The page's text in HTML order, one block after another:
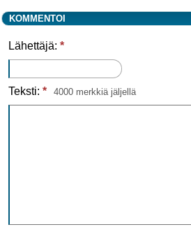
KOMMENTOI
Lähettäjä: *
Teksti: * 4000 merkkiä jäljellä